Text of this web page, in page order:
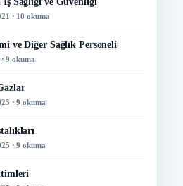
· 10 okuma
ve Diğer Sağlık Personeli
9 okuma
· 9 okuma
· 9 okuma